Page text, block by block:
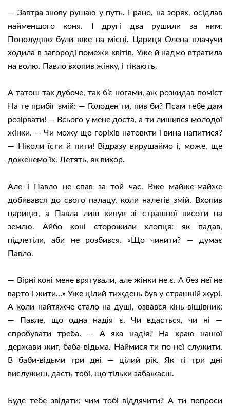
— Завтра знову рушаю у путь. І рано, на зорях, осідлав
найменшого коня. І другі два рушили за ним.
Пополудню були вже на місці. Цариця Олена плачучи
ходила в загороді помежи квітів. Уже й надмо втратила
на волю. Павло вхопив жінку, і тікають.
А татош так дубоче, так б’є ногами, аж розкидав поміст
На те прибіг змій: — Голоден ти, пив би? Псам тебе дам
розірвати! — Всього у мене доста, а ти лишився молодої
жінки. — Чи можу ще горіхів натовкти і вина напитися?
— Ніколи їсти й пити! Відразу вирушаймо і, може, ще
доженемо їх. Летять, як вихор.
Але і Павло не спав за той час. Вже майже-майже
добивався до свого палацу, коли налетів змій. Вхопив
царицю, а Павла лиш кинув зі страшної висоти на
землю. Айбо коні сторожили хлопця: як падав,
підлетіли, аби не розбився. «Що чинити? — думає
Павло.
— Вірні коні мене врятували, але жінки не є. А без неї не
варто і жити…» Уже цілий тиждень був у страшній журі.
А коли найтяжче стало на душі, озвався кінь-віщівник:
— Павле, що одна надія є. Чи вдасться, чи ні —
спробувати треба. — А яка надія? На краю нашої
держави жиг, баба-відьма. Наймися ти по неї служити.
В баби-відьми три дні — цілий рік. Як ті три дні
вислужиш, дасть тобі, що тільки забажаєш.
Буде тебе звідати: чим тобі віддячити? А ти попроси